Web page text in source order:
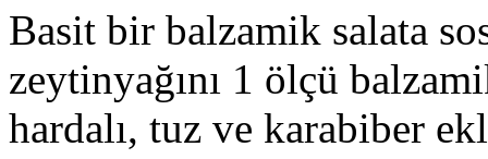
Basit bir balzamik salata
zeytinyağını 1 ölçü
hardalı, tuz ve karabiber